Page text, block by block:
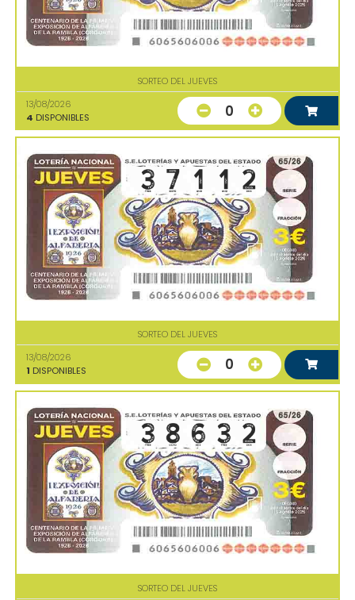
SORTEO DEL JUEVES
13/08/2026
4 DISPONIBLES 0
SORTEO DEL JUEVES
13/08/2026
1 DISPONIBLES 0
SORTEO DEL JUEVES